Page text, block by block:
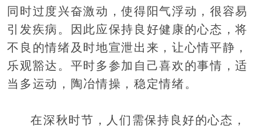
同时过度兴奋激动，使得阳气浮动，很容易
引发疾病。因此应保持良好健康的心态，将
不良的情绪及时地宣泄出来，让心情平静，
乐观豁达。平时多参加自己喜欢的事情，适
当多运动，陶冶情操，稳定情绪。
在深秋时节，人们需保持良好的心态，